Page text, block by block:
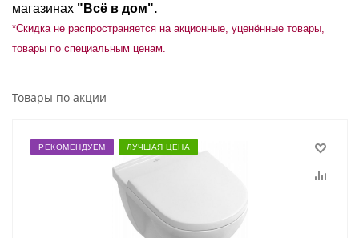
магазинах "Всё в дом".
*Скидка не распространяется на акционные, уценённые товары,
товары по специальным ценам.
Товары по акции
РЕКОМЕНДУЕМ ЛУЧШАЯ ЦЕНА